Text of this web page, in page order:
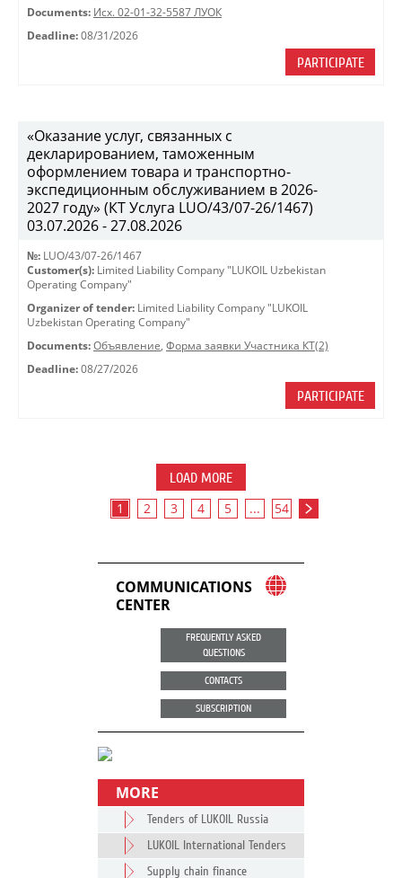
Documents: Исх. 02-01-32-5587 ЛУОК
Deadline: 08/31/2026
PARTICIPATE
«Оказание услуг, связанных с
декларированием, таможенным
оформлением товара и транспортно-
экспедиционным обслуживанием в 2026-
2027 году» (КТ Услуга LUO/43/07-26/1467)
03.07.2026 - 27.08.2026
№: LUO/43/07-26/1467
Customer(s): Limited Liability Company "LUKOIL Uzbekistan
Operating Company"
Organizer of tender: Limited Liability Company "LUKOIL
Uzbekistan Operating Company"
Documents: Объявление, Форма заявки Участника КТ(2)
Deadline: 08/27/2026
PARTICIPATE
LOAD MORE
1 2 3 4 5 ... 54
COMMUNICATIONS
CENTER
FREQUENTLY ASKED
QUESTIONS
CONTACTS
SUBSCRIPTION
MORE
Tenders of LUKOIL Russia
LUKOIL International Tenders
Supply chain finance